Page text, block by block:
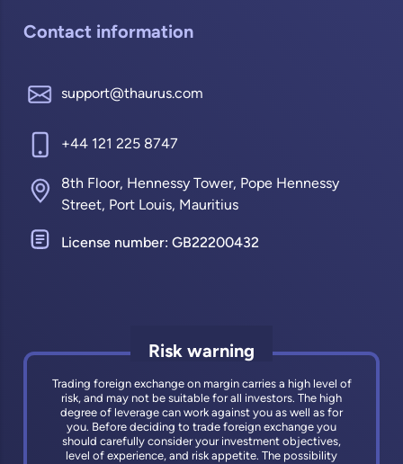
Contact information
support@thaurus.com
+44 121 225 8747
8th Floor, Hennessy Tower, Pope Hennessy
Street, Port Louis, Mauritius
License number: GB22200432
Risk warning
Trading foreign exchange on margin carries a high level of
risk, and may not be suitable for all investors. The high
degree of leverage can work against you as well as for
you. Before deciding to trade foreign exchange you
should carefully consider your investment objectives,
level of experience, and risk appetite. The possibility